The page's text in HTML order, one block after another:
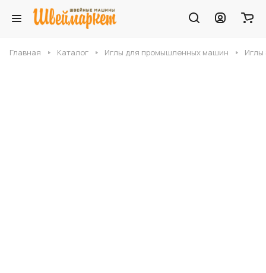
Главная Каталог Иглы для промышленных машин Иглы